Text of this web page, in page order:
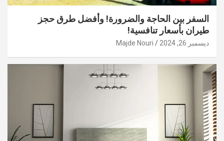
السفر بين الحاجة والضرورة! وأفضل طرق حجز
طيران بأسعار تنافسية!
ديسمبر 26, 2024 Majde Nouri